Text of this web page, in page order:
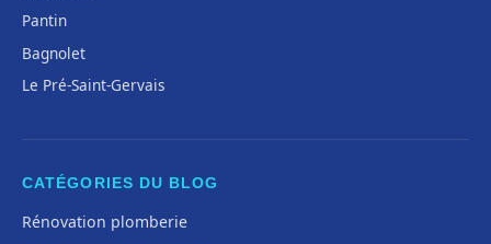
Pantin
Bagnolet
Le Pré-Saint-Gervais
CATÉGORIES DU BLOG
Rénovation plomberie